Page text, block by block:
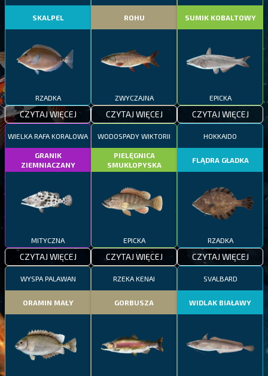
SKALPEL
RZADKA
CZYTAJ WIĘCEJ
ROHU
ZWYCZAJNA
CZYTAJ WIĘCEJ
SUMIK KOBALTOWY
EPICKA
CZYTAJ WIĘCEJ
WIELKA RAFA KORALOWA
GRANIK
ZIEMNIACZANY
MITYCZNA
CZYTAJ WIĘCEJ
WODOSPADY WIKTORII
PIELĘGNICA
SMUKŁOPYSKA
EPICKA
CZYTAJ WIĘCEJ
HOKKAIDO
FLĄDRA GŁADKA
RZADKA
CZYTAJ WIĘCEJ
WYSPA PALAWAN
ORAMIN MAŁY
RZEKA KENAI
GORBUSZA
SVALBARD
WIDLAK BIAŁAWY